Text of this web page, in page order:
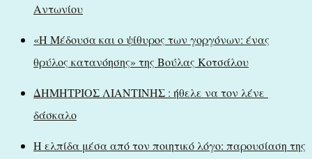
Αντωνίου
«Η Μέδουσα και ο ψίθυρος των γοργόνων: ένας
θρύλος κατανόησης» της Βούλας Κοτσάλου
ΔΗΜΗΤΡΙΟΣ ΛΙΑΝΤΙΝΗΣ : ήθελε να τον λένε
δάσκαλο
Η ελπίδα μέσα από τον ποιητικό λόγο: παρουσίαση της